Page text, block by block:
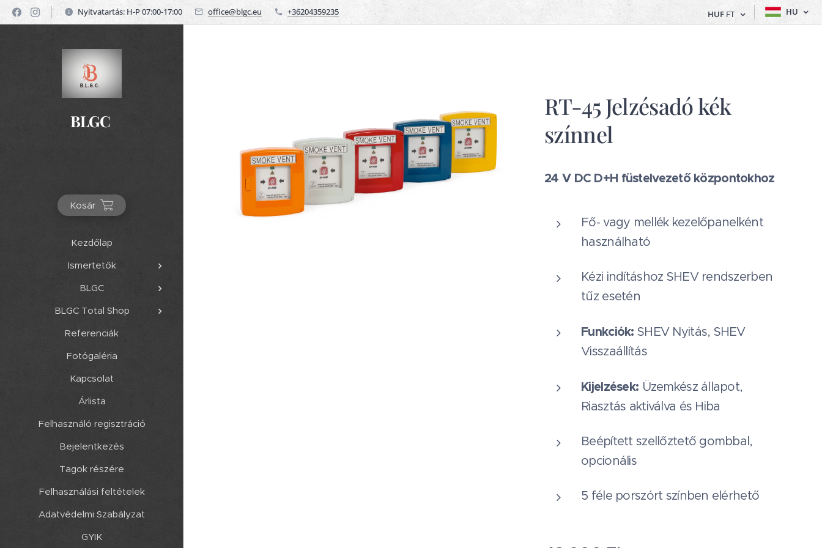
Nyitvatartás: H-P 07:00-17:00 office@blgc.eu +36204359235 HUFFT HU
BLGC
Kosár
Kezdőlap
Ismertetők
BLGC
BLGC Total Shop
Referenciák
Fotógaléria
Kapcsolat
Árlista
Felhasználó regisztráció
Bejelentkezés
Tagok részére
Felhasználási feltételek
Adatvédelmi Szabályzat
GYIK
RT-45 Jelzésadó kék
színnel
24 V DC D+H füstelvezető központokhoz
Fő- vagy mellék kezelőpanelként
használható
Kézi indításhoz SHEV rendszerben
tűz esetén
Funkciók: SHEV Nyitás, SHEV
Visszaállítás
Kijelzések: Üzemkész állapot,
Riasztás aktiválva és Hiba
Beépített szellőztető gombbal,
opcionális
5 féle porszórt színben elérhető